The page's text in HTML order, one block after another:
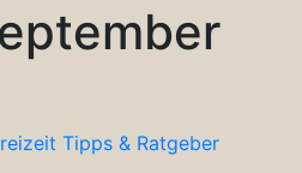
Tipps & Ratgeber